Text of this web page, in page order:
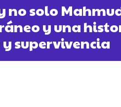
no solo
y una
supervivencia